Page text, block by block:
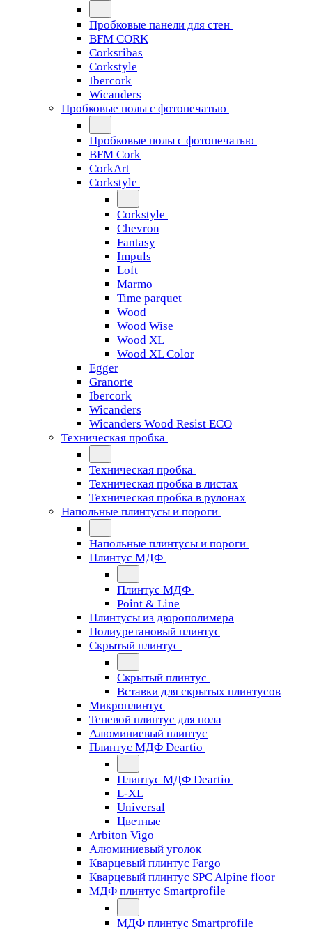
Пробковые панели для стен
BFM CORK
Corksribas
Corkstyle
Ibercork
Wicanders
Пробковые полы с фотопечатью
Пробковые полы с фотопечатью
BFM Cork
CorkArt
Corkstyle
Corkstyle
Chevron
Fantasy
Impuls
Loft
Marmo
Time parquet
Wood
Wood Wise
Wood XL
Wood XL Color
Egger
Granorte
Ibercork
Wicanders
Wicanders Wood Resist ECO
Техническая пробка
Техническая пробка
Техническая пробка в листах
Техническая пробка в рулонах
Напольные плинтусы и пороги
Напольные плинтусы и пороги
Плинтус МДФ
Плинтус МДФ
Point & Line
Плинтусы из дюрополимера
Полиуретановый плинтус
Скрытый плинтус
Скрытый плинтус
Вставки для скрытых плинтусов
Микроплинтус
Теневой плинтус для пола
Алюминиевый плинтус
Плинтус МДФ Deartio
Плинтус МДФ Deartio
L-XL
Universal
Цветные
Arbiton Vigo
Алюминиевый уголок
Кварцевый плинтус Fargo
Кварцевый плинтус SPC Alpine floor
МДФ плинтус Smartprofile
МДФ плинтус Smartprofile